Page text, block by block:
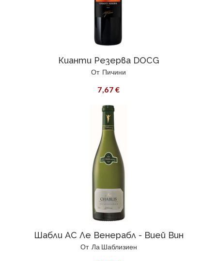
Кианти Резерва DOCG
От Пичини
7,67 €
Шабли АС Ле Венерабл - Вией Вин
От Ла Шаблизиен